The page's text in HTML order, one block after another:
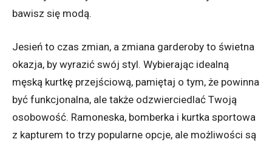
bawisz się modą.
Jesień to czas zmian, a zmiana garderoby to świetna
okazja, by wyrazić swój styl. Wybierając idealną
męską kurtkę przejściową, pamiętaj o tym, że powinna
być funkcjonalna, ale także odzwierciedlać Twoją
osobowość. Ramoneska, bomberka i kurtka sportowa
z kapturem to trzy popularne opcje, ale możliwości są